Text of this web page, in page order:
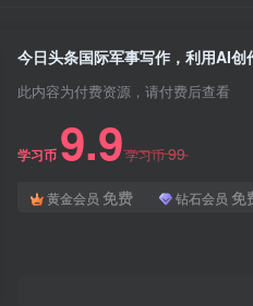
今日头条国际军事写作，利用AI创
此内容为付费资源，请付费后查看
学习币 9.9学习币99
黄金会员 免费 钻石会员 免